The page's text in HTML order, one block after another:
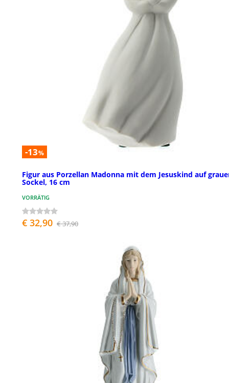
-13%
Figur aus Porzellan Madonna mit dem Jesuskind auf
Sockel, 16 cm
VORRÄTIG
€ 32,90 € 37,90